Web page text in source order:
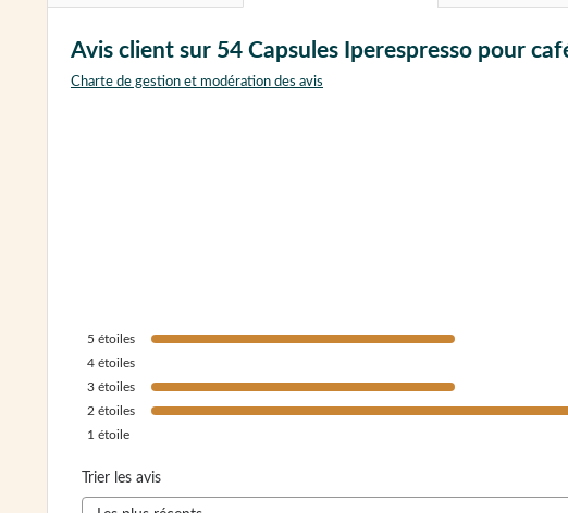
Avis client sur 54 Capsules Iperespresso pour
Charte de gestion et modération des avis
5 étoiles
4 étoiles
3 étoiles
2 étoiles
1 étoile
Trier les avis